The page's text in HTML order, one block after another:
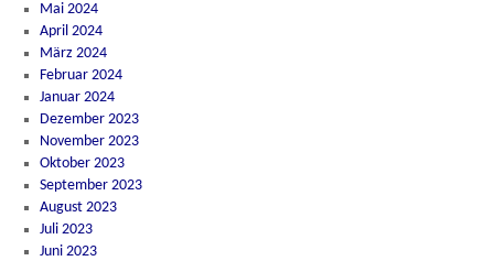
Mai 2024
April 2024
März 2024
Februar 2024
Januar 2024
Dezember 2023
November 2023
Oktober 2023
September 2023
August 2023
Juli 2023
Juni 2023